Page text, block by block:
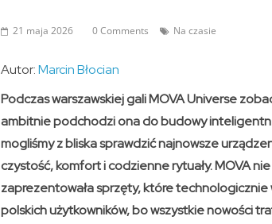
21 maja 2026 0 Comments Na czasie
Autor:Marcin Błocian
Podczas warszawskiej gali MOVA Universe
ambitnie podchodzi ona do budowy
mogliśmy z bliska sprawdzić najnowsze
czystość, komfort i codzienne rytuały. MOVA
zaprezentowała sprzęty, które
polskich użytkowników, bo wszystkie nowości